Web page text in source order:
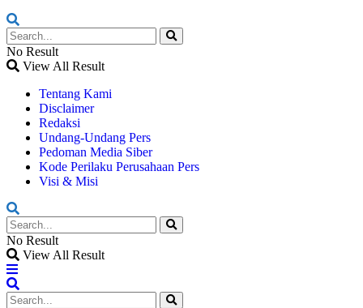
No Result
View All Result
Tentang Kami
Disclaimer
Redaksi
Undang-Undang Pers
Pedoman Media Siber
Kode Perilaku Perusahaan Pers
Visi & Misi
No Result
View All Result